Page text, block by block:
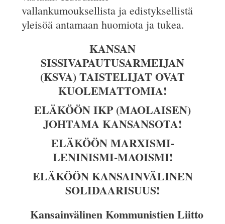
vallankumouksellista ja edistyksellistä
yleisöä antamaan huomiota ja tukea.
KANSAN
SISSIVAPAUTUSARMEIJAN
(KSVA) TAISTELIJAT OVAT
KUOLEMATTOMIA!
ELÄKÖÖN IKP (MAOLAISEN)
JOHTAMA KANSANSOTA!
ELÄKÖÖN MARXISMI-
LENINISMI-MAOISMI!
ELÄKÖÖN KANSAINVÄLINEN
SOLIDAARISUUS!
Kansainvälinen Kommunistien Liitto